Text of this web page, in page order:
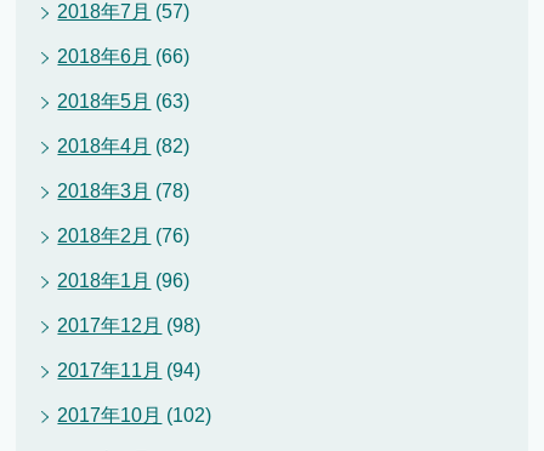
2018年7月 (57)
2018年6月 (66)
2018年5月 (63)
2018年4月 (82)
2018年3月 (78)
2018年2月 (76)
2018年1月 (96)
2017年12月 (98)
2017年11月 (94)
2017年10月 (102)